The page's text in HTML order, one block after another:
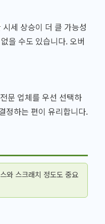
세 상승이 더 클 가능성
을 수도 있습니다. 오버
문 업체를 우선 선택하
정하는 편이 유리합니다.
와 스크래치 정도도 중요